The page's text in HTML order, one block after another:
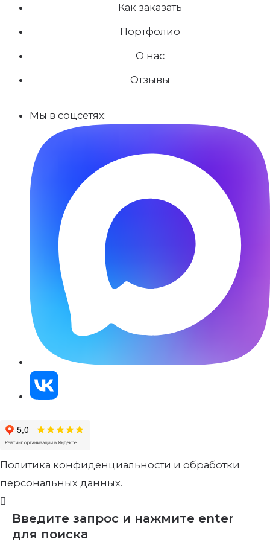
Как заказать
Портфолио
О нас
Отзывы
Мы в соцсетях:
Политика конфиденциальности и обработки
персональных данных.
Введите запрос и нажмите enter
для поиска